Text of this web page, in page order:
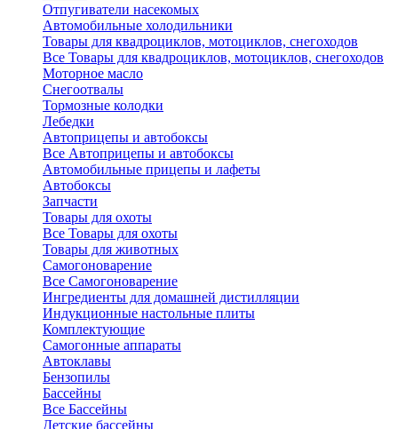
Отпугиватели насекомых
Автомобильные холодильники
Товары для квадроциклов, мотоциклов, снегоходов
Все Товары для квадроциклов, мотоциклов, снегоходов
Моторное масло
Снегоотвалы
Тормозные колодки
Лебедки
Автоприцепы и автобоксы
Все Автоприцепы и автобоксы
Автомобильные прицепы и лафеты
Автобоксы
Запчасти
Товары для охоты
Все Товары для охоты
Товары для животных
Самогоноварение
Все Самогоноварение
Ингредиенты для домашней дистилляции
Индукционные настольные плиты
Комплектующие
Самогонные аппараты
Автоклавы
Бензопилы
Бассейны
Все Бассейны
Детские бассейны